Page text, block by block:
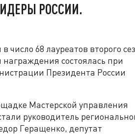
РОССИИ.
число 68 лауреатов второго
состоялась при
Президента России
Мастерской управления
руководитель
Геращенко, депутат